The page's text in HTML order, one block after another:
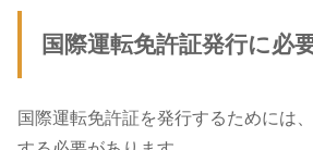
国際運転免許証発行に必
国際運転免許証を発行するためには